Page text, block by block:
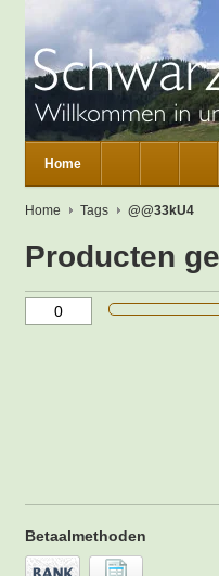
Home
Home Tags @@33kU4
Producten
Betaalmethoden